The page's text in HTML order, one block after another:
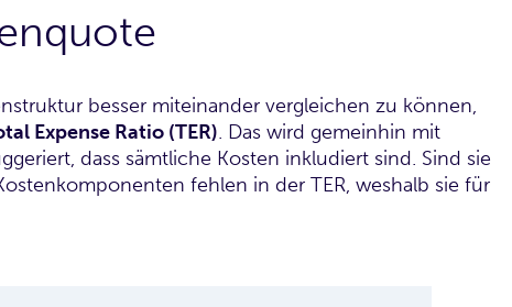
besser miteinander vergleichen zu können,
Expense Ratio (TER). Das wird gemeinhin mit
dass sämtliche Kosten inkludiert sind. Sind sie
fehlen in der TER, weshalb sie für